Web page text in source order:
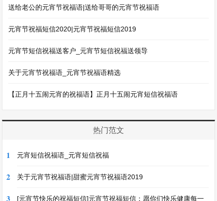
送给老公的元宵节祝福语|送给哥哥的元宵节祝福语
元宵节祝福短信2020|元宵节祝福短信2019
元宵节短信祝福送客户_元宵节短信祝福送领导
关于元宵节祝福语_元宵节祝福语精选
【正月十五闹元宵的祝福语】正月十五闹元宵短信祝福语
热门范文
1 元宵短信祝福语_元宵短信祝福
2 关于元宵节祝福语|甜蜜元宵节祝福语2019
3
[元宵节快乐的祝福短信]元宵节祝福短信：愿你们快乐健康每一